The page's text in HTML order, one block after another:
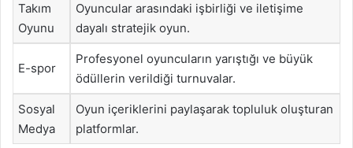
Takım
Oyunu
Oyuncular arasındaki işbirliği ve iletişime
dayalı stratejik oyun.
E-spor
Profesyonel oyuncuların yarıştığı ve büyük
ödüllerin verildiği turnuvalar.
Sosyal
Medya
Oyun içeriklerini paylaşarak topluluk oluşturan
platformlar.